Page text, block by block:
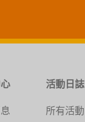
活動日誌
所有活動